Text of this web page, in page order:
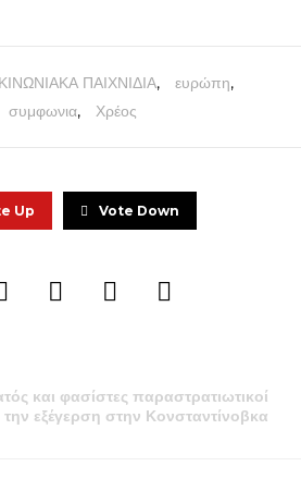
ΠΑΙΧΝΙΔΙΑ, ευρώπη,
συμφωνια, Χρέος
Up Vote Down
και φασίστες παραστρατιωτικοί
την εξέγερση στην Κονσταντίνοβκα